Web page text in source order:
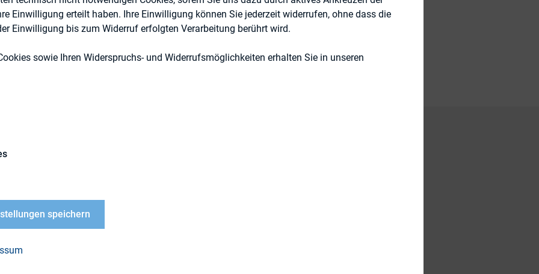
Lloyd
Einwilligung erteilt haben. Ihre Einwilligung können Sie jederzeit widerrufen, ohne dass die
Einwilligung bis zum Widerruf erfolgten Verarbeitung berührt wird.
sowie Ihren Widerspruchs- und Widerrufsmöglichkeiten erhalten Sie in unseren
speichern